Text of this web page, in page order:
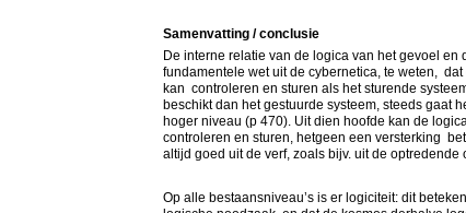
Samenvatting / conclusie
De interne relatie van de logica van het gevoel
fundamentele wet uit de cybernetica, te weten,
kan controleren en sturen als het sturende
beschikt dan het gestuurde systeem, steeds gaat
hoger niveau (p 470). Uit dien hoofde kan de
controleren en sturen, hetgeen een versterking
altijd goed uit de verf, zoals bijv. uit de optredende
Op alle bestaansniveau’s is er logiciteit: dit